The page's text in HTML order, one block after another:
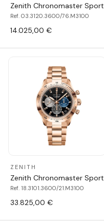
Zenith Chronomaster Sport
Ref. 03.3120.3600/76.M3100
14.025,00 €
ZENITH
Zenith Chronomaster Sport
Ref. 18.3101.3600/21.M3100
33.825,00 €